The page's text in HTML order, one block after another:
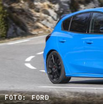
FOTO: FORD